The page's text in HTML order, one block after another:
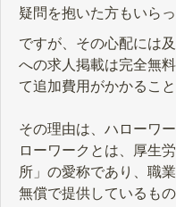
疑問を抱いた方もいら
ですが、その心配には
への求人掲載は完全無
て追加費用がかかるこ
その理由は、ハローワ
ローワークとは、厚生
所」の愛称であり、職
無償で提供しているもの